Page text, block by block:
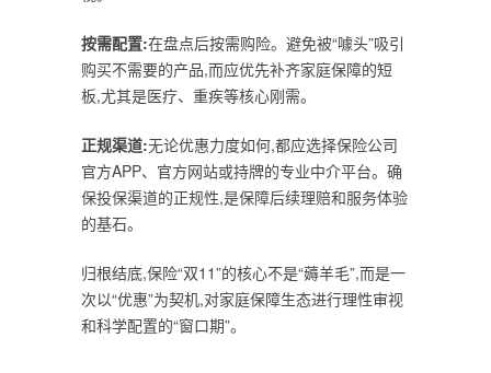
按需配置:在盘点后按需购险。避免被“噱头”吸引
购买不需要的产品,而应优先补齐家庭保障的短
板,尤其是医疗、重疾等核心刚需。
正规渠道:无论优惠力度如何,都应选择保险公司
官方APP、官方网站或持牌的专业中介平台。确
保投保渠道的正规性,是保障后续理赔和服务体验
的基石。
归根结底,保险“双11”的核心不是“薅羊毛”,而是一
次以“优惠”为契机,对家庭保障生态进行理性审视
和科学配置的“窗口期”。